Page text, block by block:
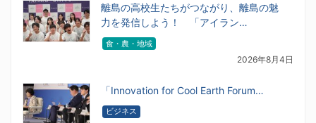
離島の高校生たちがつながり、離島の魅
力を発信しよう！ 「アイラン…
食・農・地域
2026年8月4日
「Innovation for Cool Earth Forum…
ビジネス